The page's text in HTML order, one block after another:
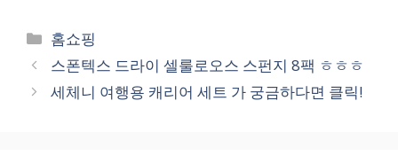
Categories
홈쇼핑
스폰텍스 드라이 셀룰로오스 스펀지 8팩 ㅎㅎㅎ
세체니 여행용 캐리어 세트 가 궁금하다면 클릭!